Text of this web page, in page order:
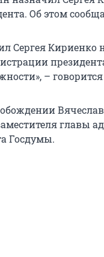
Об этом
Сергея Кириенко
– говорится
главы
Госдумы.